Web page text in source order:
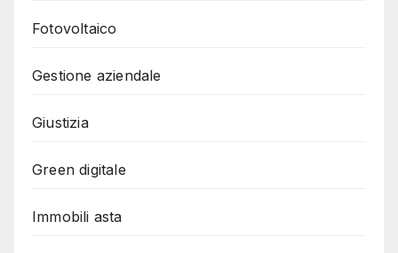
Fotovoltaico
Gestione aziendale
Giustizia
Green digitale
Immobili asta